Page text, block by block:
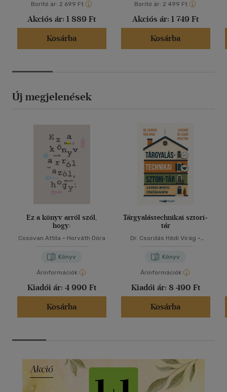
Borító ár: 2 699 Ft
Akciós ár: 1 889 Ft
Kosárba
Borító ár: 2 499 Ft
Akciós ár: 1 749 Ft
Kosárba
Új megjelenések
Ez a könyv arról szól,
hogy:
Cosovan Attila - Horváth Dóra
Könyv
Árinformációk
Kiadói ár: 4 990 Ft
Kosárba
Tárgyalástechnikai sztori-
tár
Dr. Csordás Hédi Virág -
Könyv
Árinformációk
Kiadói ár: 8 490 Ft
Kosárba